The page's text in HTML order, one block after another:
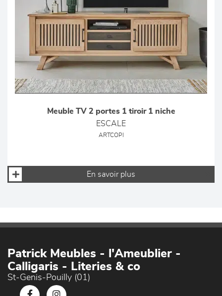
Meuble TV 2 portes 1 tiroir 1 niche
ESCALE
ARTCOPI
En savoir plus
Patrick Meubles - l'Ameublier -
Calligaris - Literies & co
St-Genis-Pouilly (01)